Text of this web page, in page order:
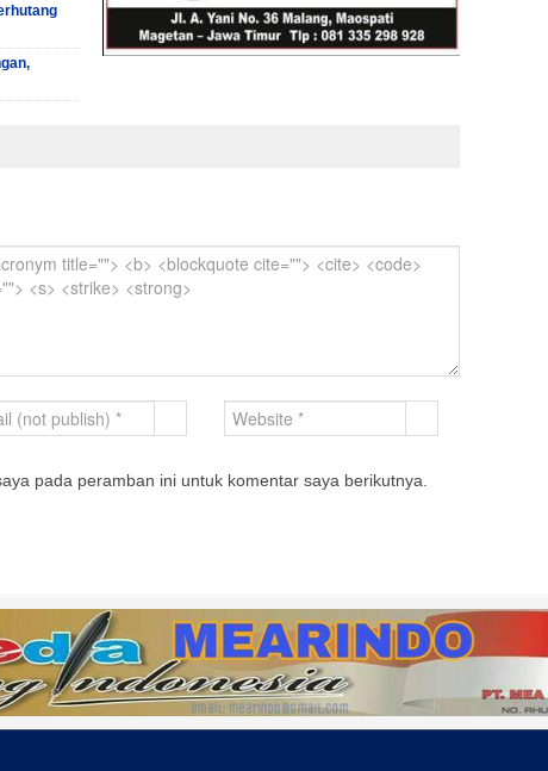
pada peramban ini untuk komentar saya berikutnya.